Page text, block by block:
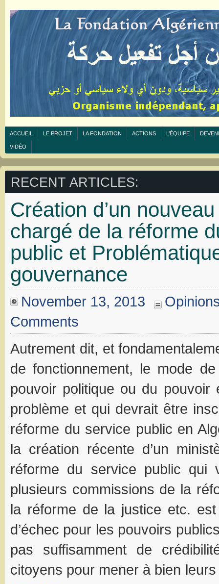
ACCUEIL LE PROJET LA FONDATION ACTIONS L’ÉQUIPE
VIDÉO
RECENT ARTICLES:
Création d’un
chargé de la réforme
public et
gouvernance
November 13, 2013
Comments
Autrement dit, et
de fonctionnement, le mode
pouvoir politique ou du pouvoir
problème et qui devrait être
réforme du service public en
la création récente d’un
réforme du service public qui
plusieurs commissions de la
la réforme de la justice etc.
d’échec pour les pouvoirs
pas suffisamment de
citoyens pour mener à bien